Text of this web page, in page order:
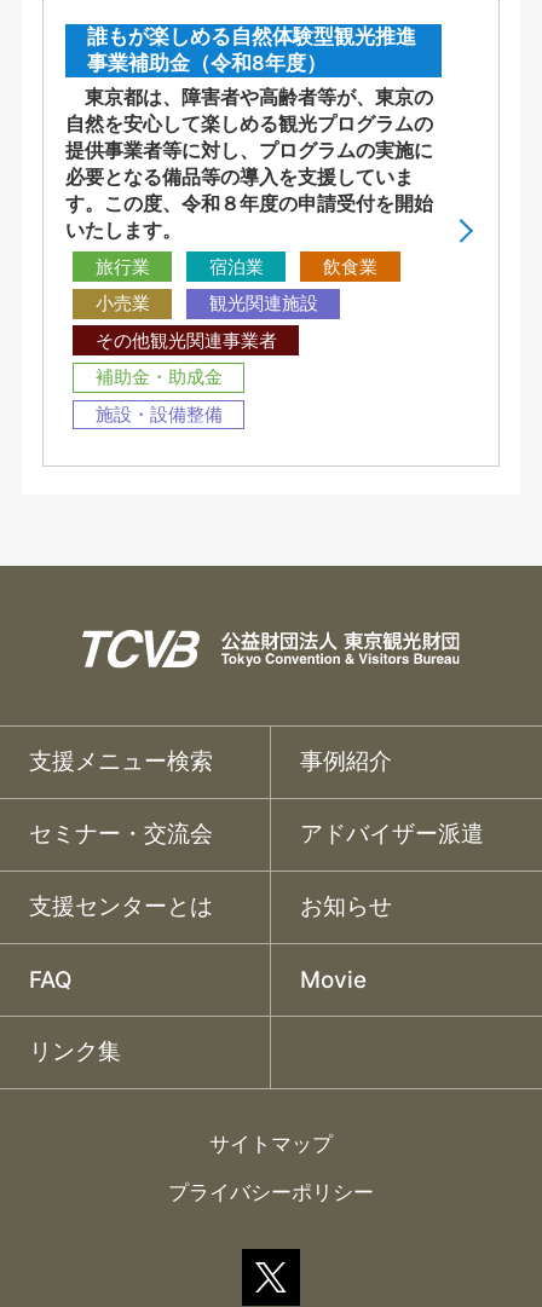
誰もが楽しめる自然体験型観光推進
事業補助金（令和8年度）
東京都は、障害者や高齢者等が、東京の
自然を安心して楽しめる観光プログラムの
提供事業者等に対し、プログラムの実施に
必要となる備品等の導入を支援していま
す。この度、令和８年度の申請受付を開始
いたします。
旅行業 宿泊業
飲食業
小売業
観光関連施設
その他観光関連事業者
補助金・助成金
施設・設備整備
支援メニュー検索 事例紹介
セミナー・交流会 アドバイザー派遣
支援センターとは お知らせ
FAQ Movie
リンク集
サイトマップ
プライバシーポリシー